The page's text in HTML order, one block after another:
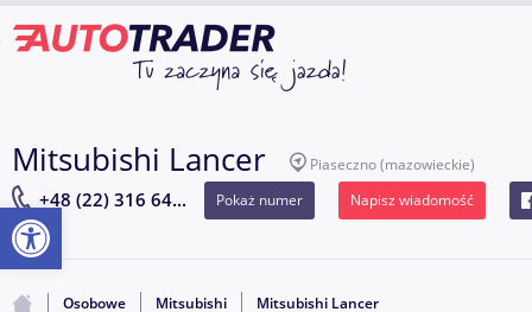
Mitsubishi Lancer Piaseczno(mazowieckie)
+48 (22) 316 64... Pokaż numer Napisz wiadomość
Osobowe Mitsubishi Mitsubishi Lancer
Otwórz pasek narzędzi